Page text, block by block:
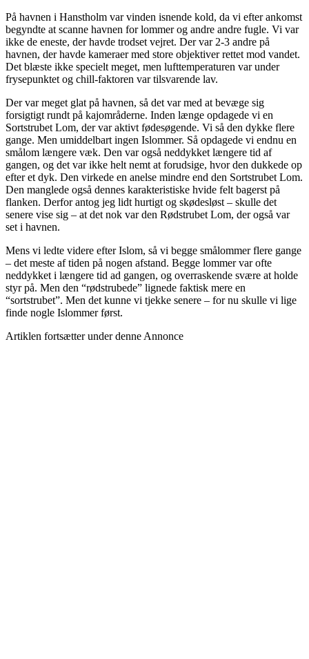
På havnen i Hanstholm var vinden isnende kold, da vi efter ankomst
begyndte at scanne havnen for lommer og andre andre fugle. Vi var
ikke de eneste, der havde trodset vejret. Der var 2-3 andre på
havnen, der havde kameraer med store objektiver rettet mod vandet.
Det blæste ikke specielt meget, men lufttemperaturen var under
frysepunktet og chill-faktoren var tilsvarende lav.
Der var meget glat på havnen, så det var med at bevæge sig
forsigtigt rundt på kajområderne. Inden længe opdagede vi en
Sortstrubet Lom, der var aktivt fødesøgende. Vi så den dykke flere
gange. Men umiddelbart ingen Islommer. Så opdagede vi endnu en
smålom længere væk. Den var også neddykket længere tid af
gangen, og det var ikke helt nemt at forudsige, hvor den dukkede op
efter et dyk. Den virkede en anelse mindre end den Sortstrubet Lom.
Den manglede også dennes karakteristiske hvide felt bagerst på
flanken. Derfor antog jeg lidt hurtigt og skødesløst – skulle det
senere vise sig – at det nok var den Rødstrubet Lom, der også var
set i havnen.
Mens vi ledte videre efter Islom, så vi begge smålommer flere gange
– det meste af tiden på nogen afstand. Begge lommer var ofte
neddykket i længere tid ad gangen, og overraskende svære at holde
styr på. Men den “rødstrubede” lignede faktisk mere en
“sortstrubet”. Men det kunne vi tjekke senere – for nu skulle vi lige
finde nogle Islommer først.
Artiklen fortsætter under denne Annonce